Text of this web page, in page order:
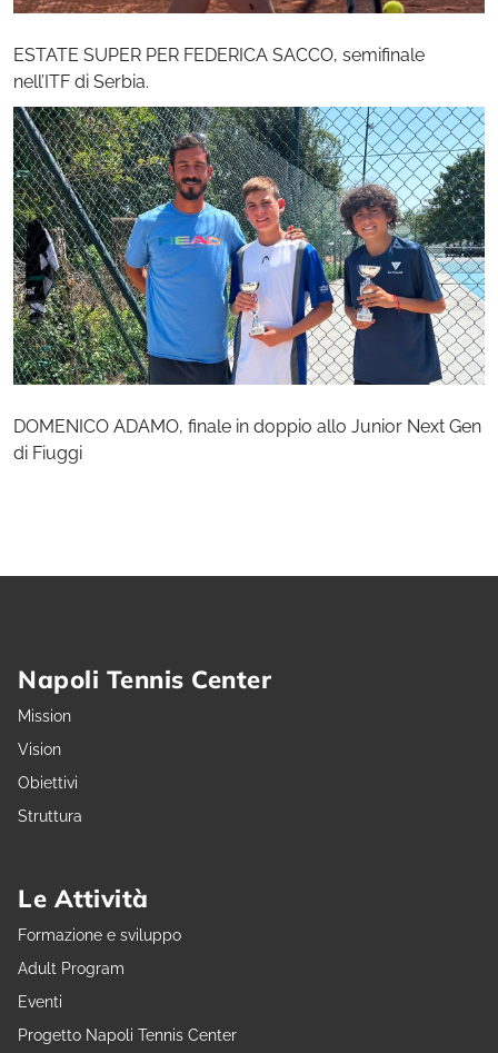
ESTATE SUPER PER FEDERICA SACCO, semifinale
nell’ITF di Serbia.
DOMENICO ADAMO, finale in doppio allo Junior Next Gen
di Fiuggi
Napoli Tennis Center
Mission
Vision
Obiettivi
Struttura
Le Attività
Formazione e sviluppo
Adult Program
Eventi
Progetto Napoli Tennis Center